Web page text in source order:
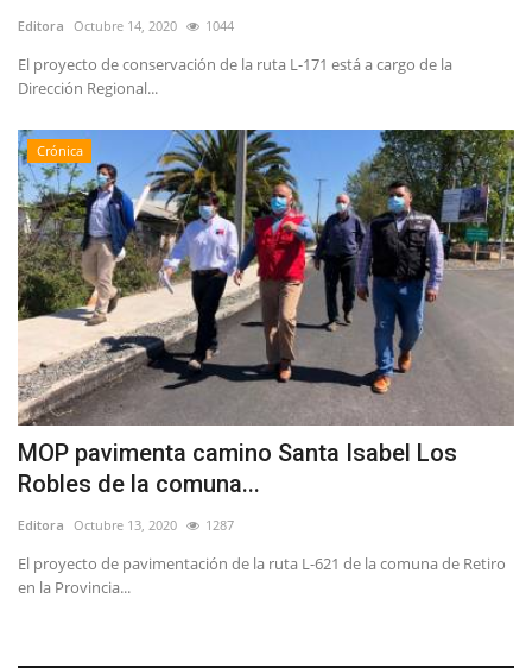
Editora Octubre 14, 2020 1044
El proyecto de conservación de la ruta L-171 está a cargo de la
Dirección Regional...
Crónica
MOP pavimenta camino Santa Isabel Los
Robles de la comuna...
Editora Octubre 13, 2020 1287
El proyecto de pavimentación de la ruta L-621 de la comuna de Retiro
en la Provincia...